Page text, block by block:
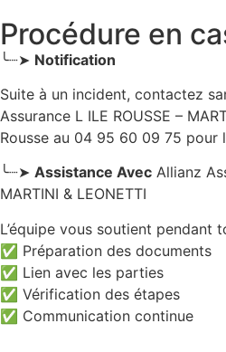
Procédure en
╰┈➤ Notification
Suite à un incident, contactez
Assurance L ILE ROUSSE –
Rousse au 04 95 60 09 75 pour
╰┈➤ Assistance Avec Allianz
MARTINI & LEONETTI
L’équipe vous soutient pendant
✅ Préparation des documents
✅ Lien avec les parties
✅ Vérification des étapes
✅ Communication continue